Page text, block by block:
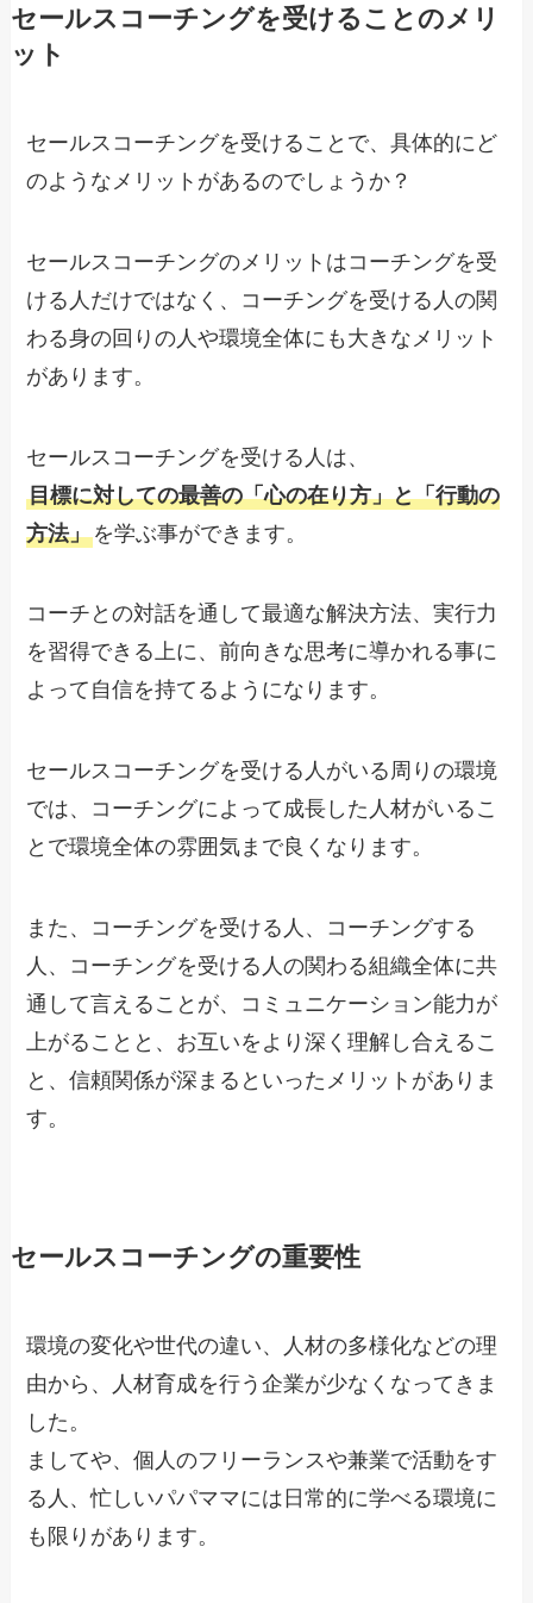
セールスコーチングを受けることのメリ
ット
セールスコーチングを受けることで、具体的にど
のようなメリットがあるのでしょうか？
セールスコーチングのメリットはコーチングを受
ける人だけではなく、コーチングを受ける人の関
わる身の回りの人や環境全体にも大きなメリット
があります。
セールスコーチングを受ける人は、
目標に対しての最善の「心の在り方」と「行動の
方法」を学ぶ事ができます。
コーチとの対話を通して最適な解決方法、実行力
を習得できる上に、前向きな思考に導かれる事に
よって自信を持てるようになります。
セールスコーチングを受ける人がいる周りの環境
では、コーチングによって成長した人材がいるこ
とで環境全体の雰囲気まで良くなります。
また、コーチングを受ける人、コーチングする
人、コーチングを受ける人の関わる組織全体に共
通して言えることが、コミュニケーション能力が
上がることと、お互いをより深く理解し合えるこ
と、信頼関係が深まるといったメリットがありま
す。
セールスコーチングの重要性
環境の変化や世代の違い、人材の多様化などの理
由から、人材育成を行う企業が少なくなってきま
した。
ましてや、個人のフリーランスや兼業で活動をす
る人、忙しいパパママには日常的に学べる環境に
も限りがあります。